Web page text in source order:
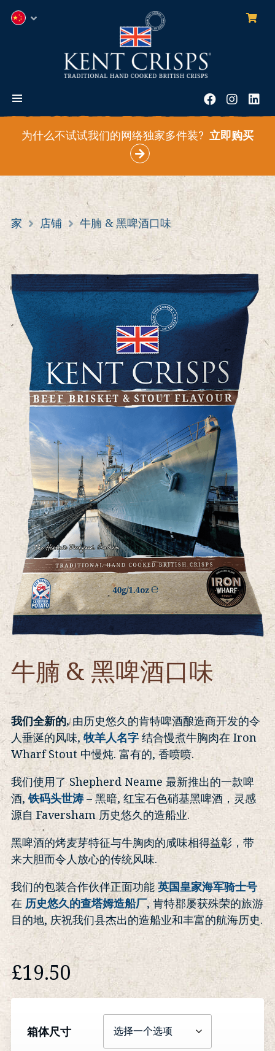
中
Facebook
项
目
菜
单
为什么不试试我们的网络独家多件装? 立即购买
家 店铺 牛腩 & 黑啤酒口味
牛腩 & 黑啤酒口味
我们全新的,由历史悠久的肯特啤酒酿造商开发的令
人垂涎的风味,牧羊人名字 结合慢煮牛胸肉在 Iron
Wharf Stout 中慢炖. 富有的, 香喷喷.
我们使用了 Shepherd Neame 最新推出的一款啤
酒,铁码头世涛– 黑暗, 红宝石色硝基黑啤酒，灵感
源自 Faversham 历史悠久的造船业.
黑啤酒的烤麦芽特征与牛胸肉的咸味相得益彰，带
来大胆而令人放心的传统风味.
我们的包装合作伙伴正面功能英国皇家海军骑士号
在 历史悠久的查塔姆造船厂, 肯特郡屡获殊荣的旅游
目的地, 庆祝我们县杰出的造船业和丰富的航海历史.
£19.50
箱体尺寸